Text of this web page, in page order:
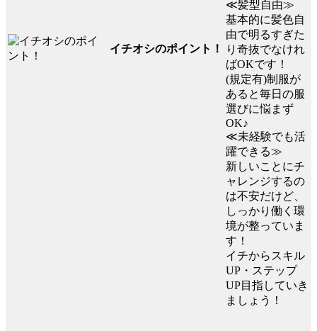
イチオシのポイント！
≪髪型自由≫
基本的に髪色自
由で明るすぎた
り奇抜でなけれ
ばOKです！
(規定有)制服が
あると毎日の服
選びに悩まず
OK♪
≪未経験でも活
躍できる≫
新しいことにチ
ャレンジするの
は不安だけど、
しっかり働く環
境が整っていま
す！
イチからスキル
UP・ステップ
UP目指していき
ましょう！